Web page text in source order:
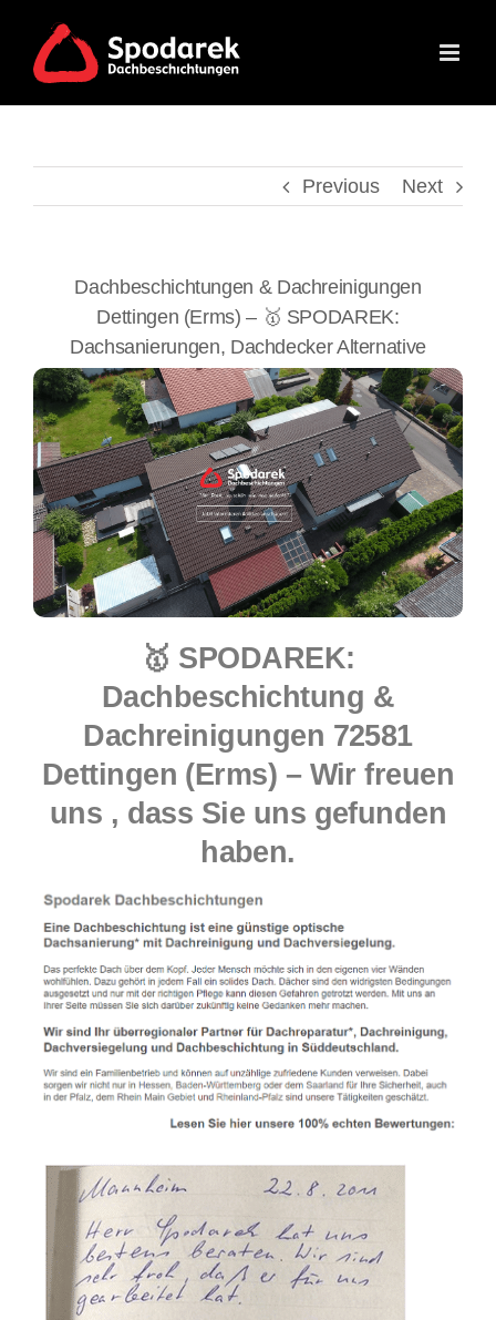
content
Previous Next
Dachbeschichtungen & Dachreinigungen
Dettingen (Erms) – 🥇 SPODAREK:
Dachsanierungen, Dachdecker Alternative
🥇 SPODAREK:
Dachbeschichtung &
Dachreinigungen 72581
Dettingen (Erms) – Wir freuen
uns , dass Sie uns gefunden
haben.